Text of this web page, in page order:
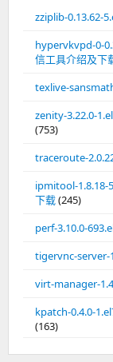
zziplib-0.13.62-
hypervkvpd-0-
信工具介绍及下
texlive-
zenity-3.22.0-
(753)
traceroute-
ipmitool-1.8.18-
下载(245)
perf-3.10.0-
tigervnc-server-
virt-manager-
kpatch-0.4.0-
(163)